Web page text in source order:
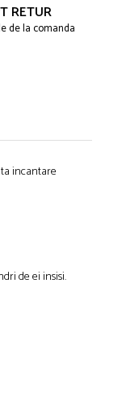
RETUR
de la comanda
incantare
de ei insisi.